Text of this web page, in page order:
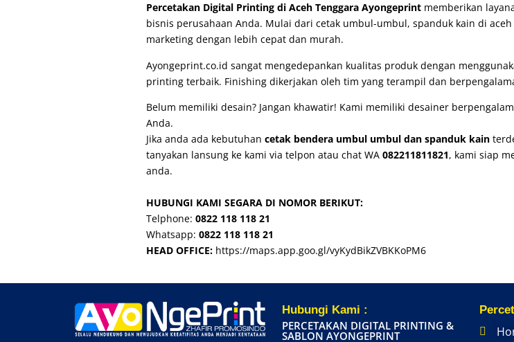
Percetakan Digital Printing di Aceh Tenggara Ayongeprint memberikan
bisnis perusahaan Anda. Mulai dari cetak umbul-umbul,spanduk kain di
marketing dengan lebih cepat dan murah.
Ayongeprint.co.id sangat mengedepankan kualitas produk dengan
printing terbaik. Finishing dikerjakan oleh tim yang terampil dan
Belum memiliki desain? Jangan khawatir! Kami memiliki desainer
Anda.
Jika anda ada kebutuhancetak bendera umbul umbul dan spanduk kain
tanyakan lansung ke kami via telpon atau chat WA082211811821, kami siap
anda.
HUBUNGI KAMI SEGARA DI NOMOR BERIKUT:
Telphone:0822 118 118 21
Whatsapp:0822 118 118 21
HEAD OFFICE: https://maps.app.goo.gl/vyKydBikZVBKKoPM6
Hubungi Kami :
PERCETAKAN DIGITAL PRINTING &
SABLON AYONGEPRINT